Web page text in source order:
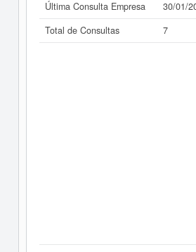
Última Consulta Empresa
30/01/
Total de Consultas
7